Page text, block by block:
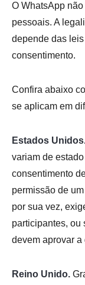
O WhatsApp
pessoais. A
depende das
consentimento.
Confira abaixo
se aplicam em
Estados
variam de
consentimento
permissão de
por sua vez,
participantes, ou
devem aprovar a
Reino Unido.